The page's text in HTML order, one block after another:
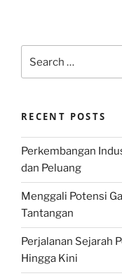
for:
RECENT POSTS
Perkembangan
dan Peluang
Menggali Potensi
Tantangan
Perjalanan Sejarah
Hingga Kini